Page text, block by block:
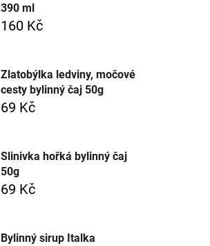
390 ml
160 Kč
Zlatobýlka ledviny, močové
cesty bylinný čaj 50g
69 Kč
Slinivka hořká bylinný čaj
50g
69 Kč
Bylinný sirup Italka